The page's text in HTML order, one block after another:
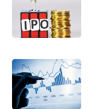
，财政政
续性和有效
讲也是非常